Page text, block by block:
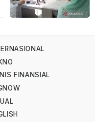
FINANSIAL